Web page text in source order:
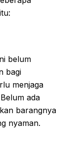
belum
bagi
menjaga
ada
barangnya
nyaman.